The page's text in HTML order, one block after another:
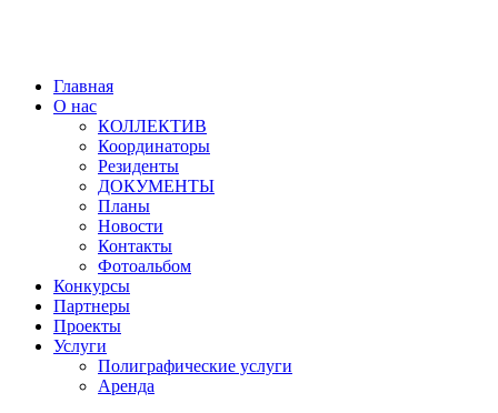
Главная
О нас
КОЛЛЕКТИВ
Координаторы
Резиденты
ДОКУМЕНТЫ
Планы
Новости
Контакты
Фотоальбом
Конкурсы
Партнеры
Проекты
Услуги
Полиграфические услуги
Аренда